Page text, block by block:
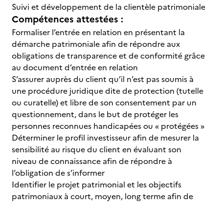
Suivi et développement de la clientèle patrimoniale
Compétences attestées :
Formaliser l’entrée en relation en présentant la
démarche patrimoniale afin de répondre aux
obligations de transparence et de conformité grâce
au document d’entrée en relation
S’assurer auprès du client qu’il n’est pas soumis à
une procédure juridique dite de protection (tutelle
ou curatelle) et libre de son consentement par un
questionnement, dans le but de protéger les
personnes reconnues handicapées ou « protégées »
Déterminer le profil investisseur afin de mesurer la
sensibilité au risque du client en évaluant son
niveau de connaissance afin de répondre à
l’obligation de s’informer
Identifier le projet patrimonial et les objectifs
patrimoniaux à court, moyen, long terme afin de